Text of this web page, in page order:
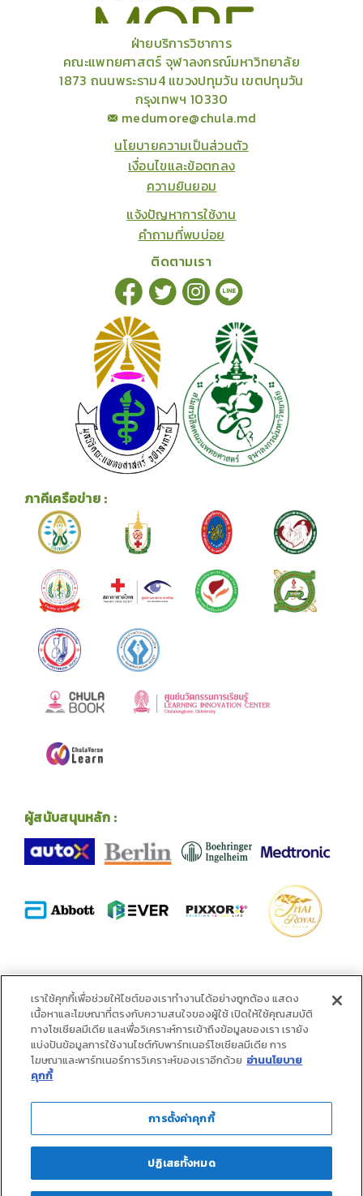
ฝ่ายบริการวิชาการ
คณะแพทยศาสตร์ จุฬาลงกรณ์มหาวิทยาลัย
1873 ถนนพระราม4 แขวงปทุมวัน เขตปทุมวัน
กรุงเทพฯ 10330
medumore@chula.md
นโยบายความเป็นส่วนตัว
เงื่อนไขและข้อตกลง
ความยินยอม
แจ้งปัญหาการใช้งาน
คำถามที่พบบ่อย
ติดตามเรา
ภาคีเครือข่าย :
ผู้สนับสนุนหลัก :
พันธมิตร :
เราใช้คุกกี้เพื่อช่วยให้ไซต์ของเราทำงานได้อย่างถูกต้อง แสดง
เนื้อหาและโฆษณาที่ตรงกับความสนใจของผู้ใช้ เปิดให้ใช้คุณสมบัติ
ทางโซเชียลมีเดีย และเพื่อวิเคราะห์การเข้าถึงข้อมูลของเรา เรายัง
แบ่งปันข้อมูลการใช้งานไซต์กับพาร์ทเนอร์โซเชียลมีเดีย การ
โฆษณาและพาร์ทเนอร์การวิเคราะห์ของเราอีกด้วย อ่านนโยบาย
คุกกี้
การตั้งค่าคุกกี้
ปฏิเสธทั้งหมด